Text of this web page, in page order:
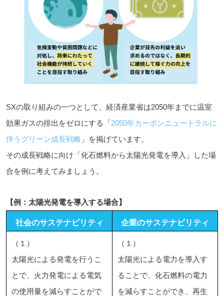
SXの取り組みの一つとして、経済産業省は2050年までに温室
効果ガスの排出をゼロにする「2050年カーボンニュートラルに
伴うグリーン成長戦略 」を掲げています。
その成長戦略に向け「化石燃料から太陽光発電を導入」した場
合を例に考えてみましょう。
【例：太陽光発電を導入する場合】
社会のサステナビリティ 企業のサステナビリティ
（１）
太陽光による発電を行うこ
とで、火力発電による電気
の使用量を減らすことがで
（１）
太陽光による電力を導入す
ることで、化石燃料の電力
を減らすことができ、再生